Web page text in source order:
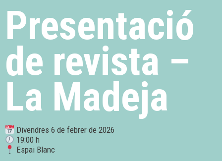
Presentació
de revista –
La Madeja
Divendres 6 de febrer de 2026
19:00 h
Espai Blanc